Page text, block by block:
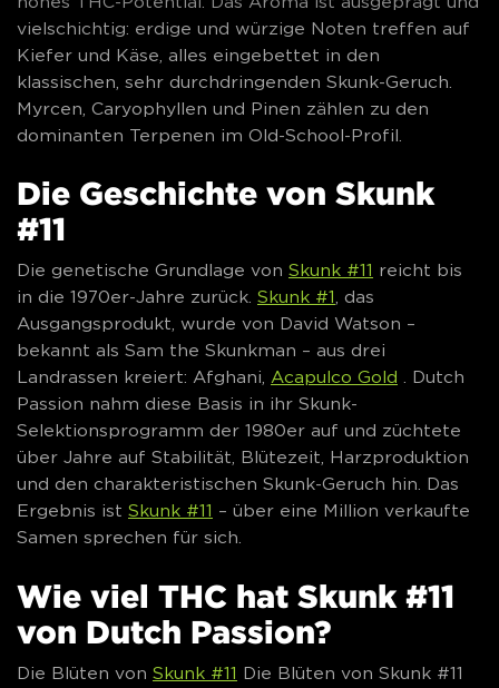
vielschichtig: erdige und würzige Noten treffen auf
Kiefer und Käse, alles eingebettet in den
klassischen, sehr durchdringenden Skunk-Geruch.
Myrcen, Caryophyllen und Pinen zählen zu den
dominanten Terpenen im Old-School-Profil.
Die Geschichte von Skunk
#11
Die genetische Grundlage von Skunk #11 reicht bis
in die 1970er-Jahre zurück. Skunk #1, das
Ausgangsprodukt, wurde von David Watson –
bekannt als Sam the Skunkman – aus drei
Landrassen kreiert: Afghani, Acapulco Gold . Dutch
Passion nahm diese Basis in ihr Skunk-
Selektionsprogramm der 1980er auf und züchtete
über Jahre auf Stabilität, Blütezeit, Harzproduktion
und den charakteristischen Skunk-Geruch hin. Das
Ergebnis ist Skunk #11 – über eine Million verkaufte
Samen sprechen für sich.
Wie viel THC hat Skunk #11
von Dutch Passion?
Die Blüten von Skunk #11 Die Blüten von Skunk #11